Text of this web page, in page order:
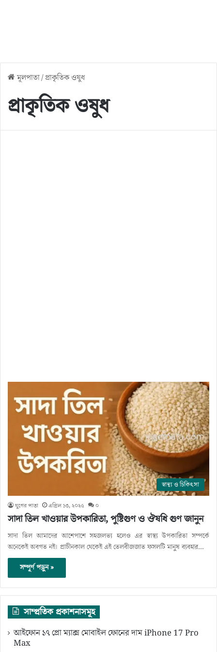
মূলপাতা/প্রাকৃতিক ওষুধ
প্রাকৃতিক ওষুধ
স্বাস্থ্য ও চিকিৎসা
যুগের পাতা এপ্রিল ১৩, ২০২৫ ০
সাদা তিল খাওয়ার উপকারিতা, পুষ্টিগুণ ও ঔষধি গুণ জানুন
সাদা তিল আমাদের আশেপাশে সহজলভ্য হলেও এর স্বাস্থ্য উপকারিতা সম্পর্কে
অনেকেই অবগত নই। প্রাচীনকাল থেকেই এই তেলবীজজাত ফসলটি মানুষ ব্যবহার…
সম্পূর্ণ পড়ুন »
সাম্প্রতিক প্রকাশনাসমূহ
আইফোন ১৭ প্রো ম্যাক্স মোবাইল ফোনের দাম iPhone 17 Pro
Max